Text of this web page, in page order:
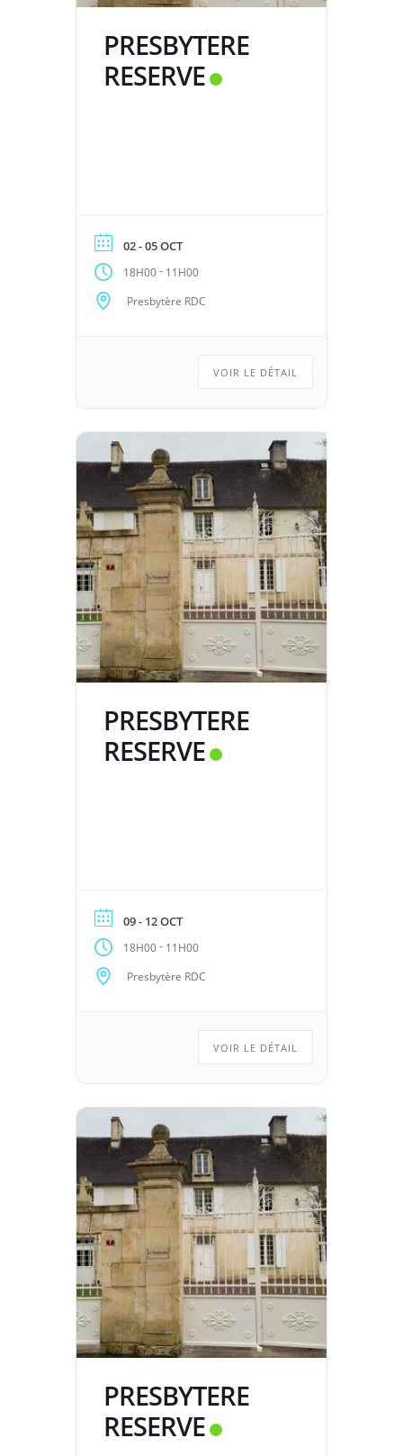
PRESBYTERE
RESERVE
02 - 05 OCT
18H00- 11H00
Presbytère RDC
VOIR LE DÉTAIL
PRESBYTERE
RESERVE
09 - 12 OCT
18H00- 11H00
Presbytère RDC
VOIR LE DÉTAIL
PRESBYTERE
RESERVE